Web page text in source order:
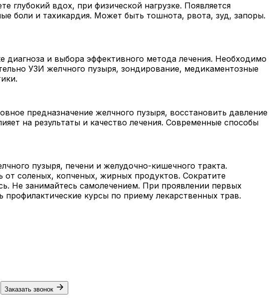
глубокий вдох, при физической нагрузке. Появляется
боли и тахикардия. Может быть тошнота, рвота, зуд, запоры.
диагноза и выбора эффективного метода лечения. Необходимо
УЗИ желчного пузыря, зондирование, медикаментозные
предназначение желчного пузыря, восстановить давление
на результаты и качество лечения. Современные способы
пузыря, печени и желудочно-кишечного тракта.
соленых, копченых, жирных продуктов. Сократите
Не занимайтесь самолечением. При проявлении первых
курсы по приему лекарственных трав.
Заказать звонок